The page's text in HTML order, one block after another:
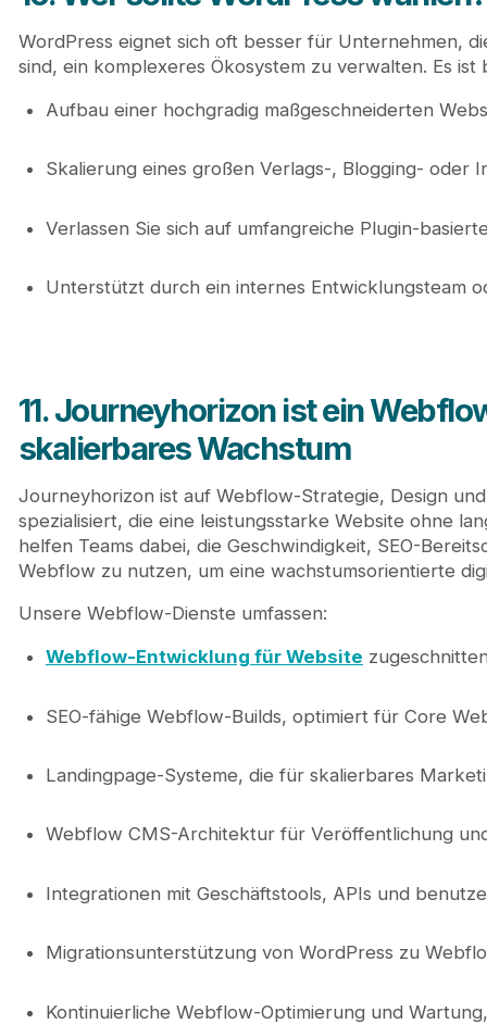
WordPress eignet sich oft besser für Unternehmen,
sind, ein komplexeres Ökosystem zu verwalten. Es
Aufbau einer hochgradig maßgeschneiderten
Skalierung eines großen Verlags-, Blogging- oder
Verlassen Sie sich auf umfangreiche Plugin-
Unterstützt durch ein internes Entwicklungsteam
11. Journeyhorizon ist ein
skalierbares Wachstum
Journeyhorizon ist auf Webflow-Strategie, Design
spezialisiert, die eine leistungsstarke Website ohne
helfen Teams dabei, die Geschwindigkeit, SEO-
Webflow zu nutzen, um eine wachstumsorientierte
Unsere Webflow-Dienste umfassen:
Webflow-Entwicklung für Website
SEO-fähige Webflow-Builds, optimiert für Core
Landingpage-Systeme, die für skalierbares
Webflow CMS-Architektur für Veröffentlichung
Integrationen mit Geschäftstools, APIs und
Migrationsunterstützung von WordPress zu
Kontinuierliche Webflow-Optimierung und